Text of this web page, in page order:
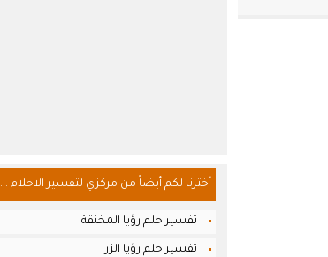
أخترنا لكم أيضاً من مركزي لتفسير الاحلام ...
تفسير حلم رؤيا المخنقة
تفسير حلم رؤيا الزر